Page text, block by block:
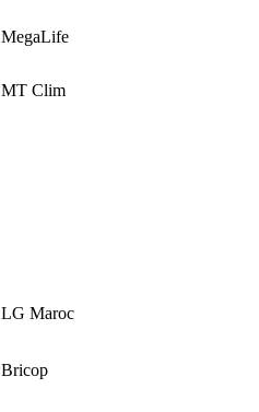
MegaLife
MT Clim
LG Maroc
Bricop